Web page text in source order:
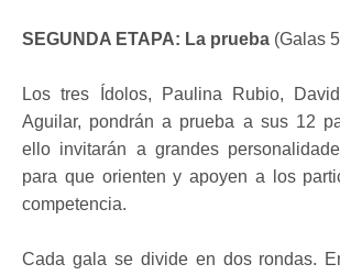
SEGUNDA ETAPA: La prueba (Galas
Los tres Ídolos, Paulina Rubio,
Aguilar, pondrán a prueba a sus 12
ello invitarán a grandes
para que orienten y apoyen a los
competencia.
Cada gala se divide en dos rondas.